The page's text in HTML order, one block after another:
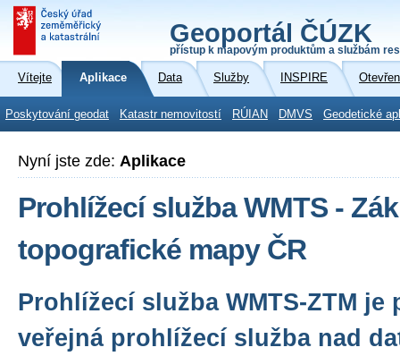
Geoportál ČÚZK
přístup k mapovým produktům a službám
Vítejte Aplikace Data Služby INSPIRE
Poskytování geodat Katastr nemovitostí RÚIAN DMVS Geodetické
Nyní jste zde: Aplikace
Prohlížecí služba WMTS -
topografické mapy ČR
Prohlížecí služba WMTS-ZTM je
veřejná prohlížecí služba nad